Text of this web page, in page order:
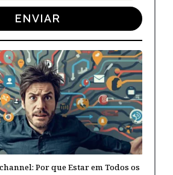
ENVIAR
Por que Estar em Todos os